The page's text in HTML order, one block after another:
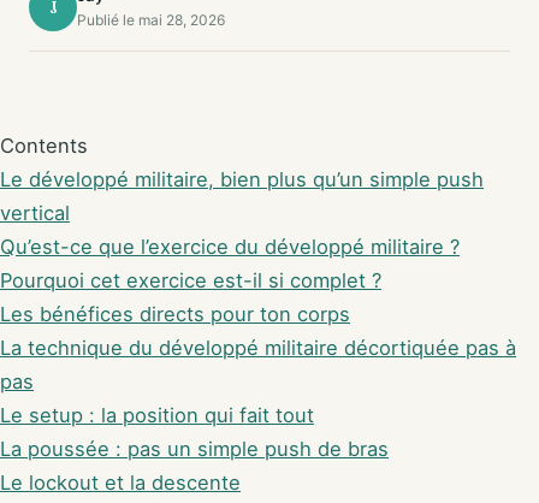
J
Publié le mai 28, 2026
Contents
Le développé militaire, bien plus qu’un simple push
vertical
Qu’est-ce que l’exercice du développé militaire ?
Pourquoi cet exercice est-il si complet ?
Les bénéfices directs pour ton corps
La technique du développé militaire décortiquée pas à
pas
Le setup : la position qui fait tout
La poussée : pas un simple push de bras
Le lockout et la descente